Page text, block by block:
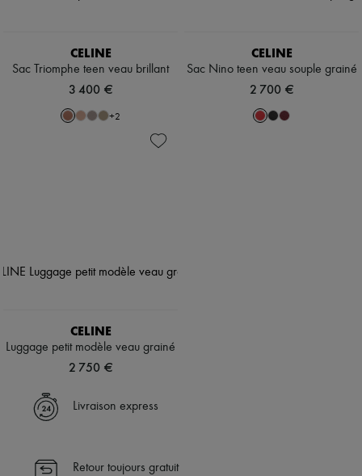
CELINE
Sac Triomphe teen veau brillant
3 400 €
+2
CELINE
Sac Nino teen veau souple grainé
2 700 €
CELINE
Luggage petit modèle veau grainé
2 750 €
Livraison express
Retour toujours gratuit